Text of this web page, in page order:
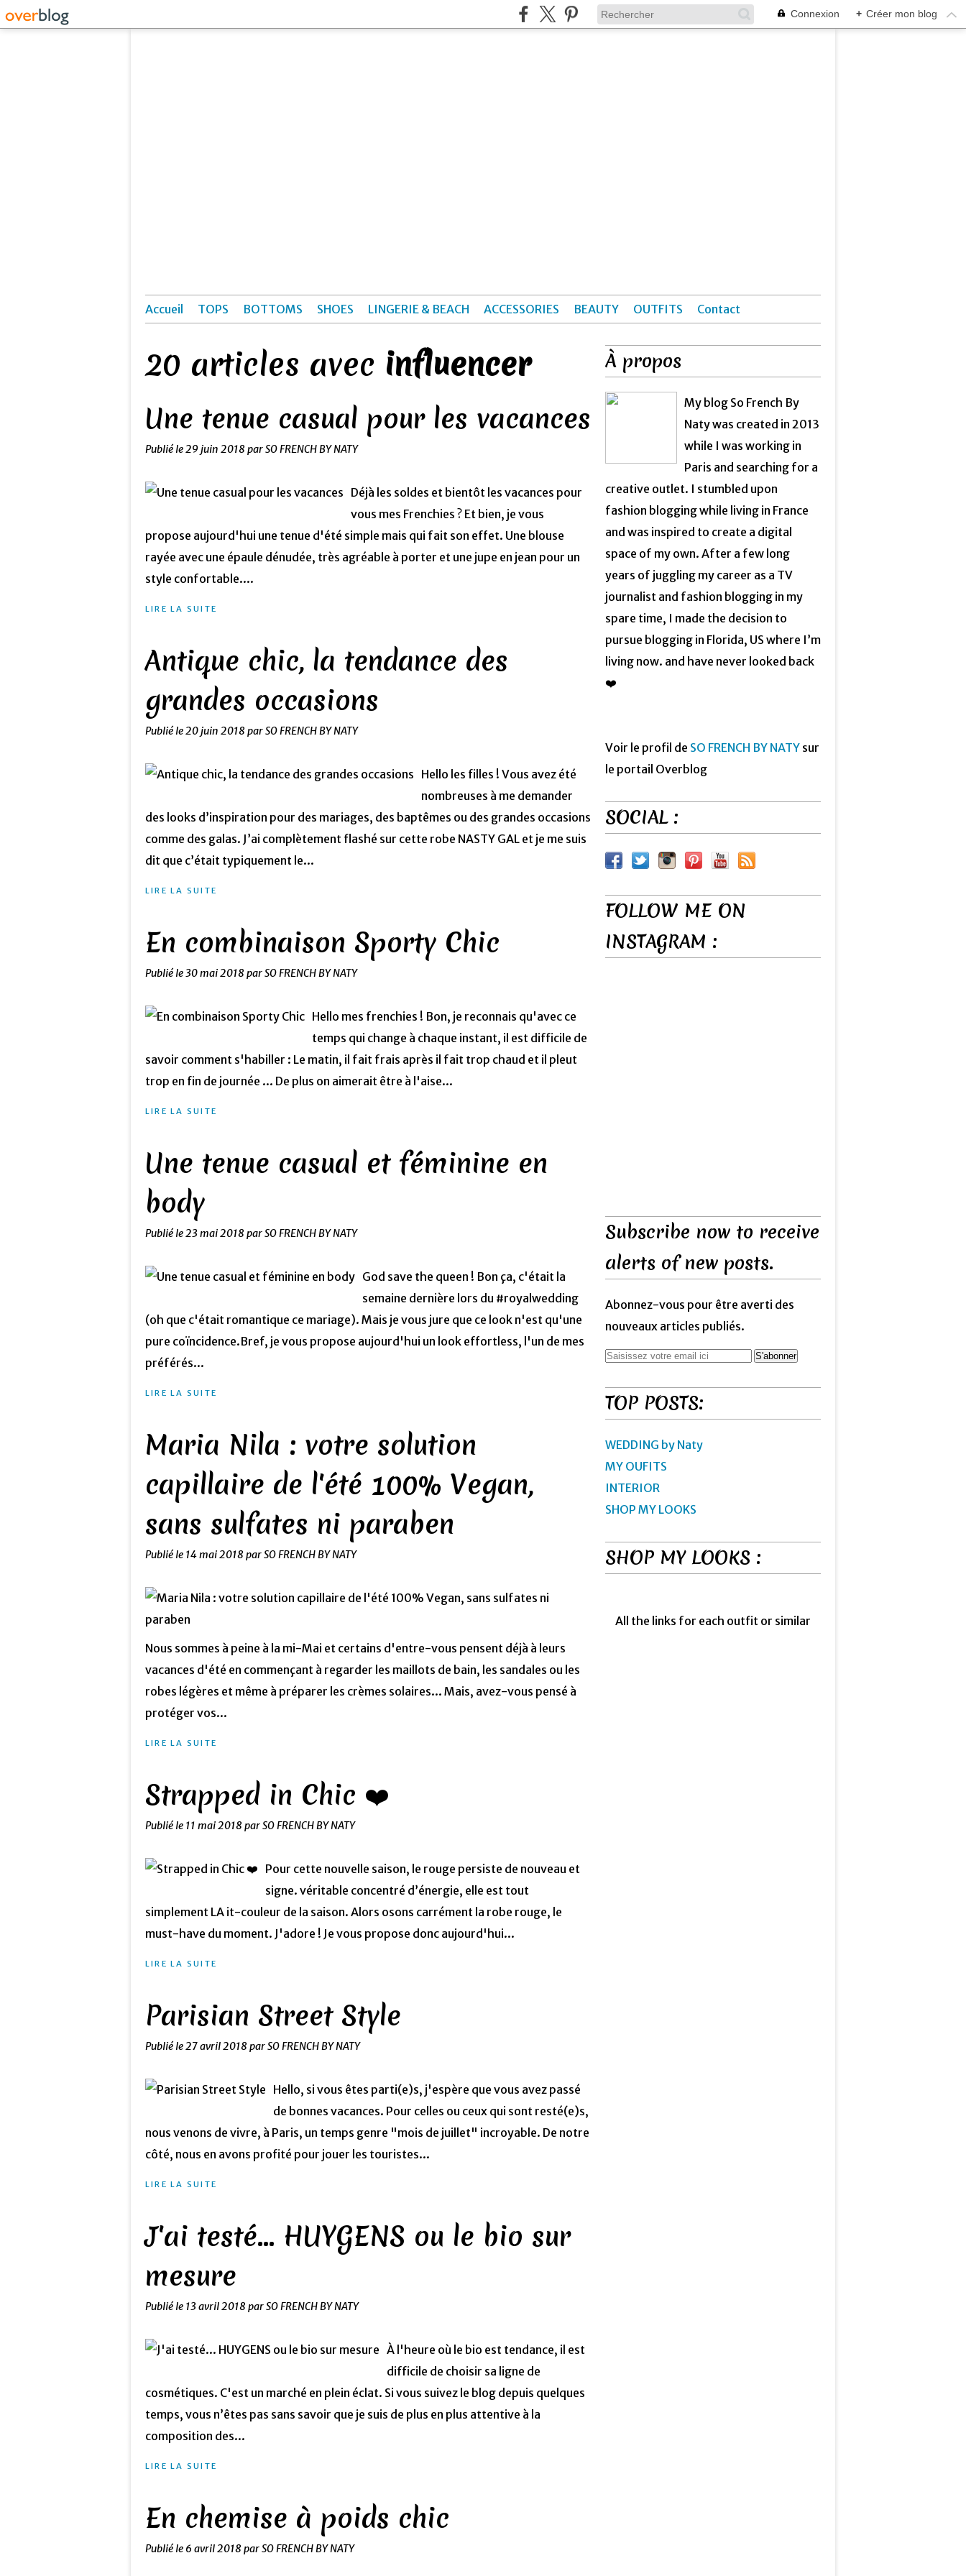
Connexion + Créer mon blog
Accueil TOPS BOTTOMS SHOES LINGERIE & BEACH ACCESSORIES BEAUTY OUTFITS Contact
20 articles avec influencer
Une tenue casual pour les vacances
Publié le29 juin 2018 par SO FRENCH BY NATY
Déjà les soldes et bientôt les vacances pour
vous mes Frenchies ? Et bien, je vous
propose aujourd'hui une tenue d'été simple mais qui fait son effet. Une blouse
rayée avec une épaule dénudée, très agréable à porter et une jupe en jean pour un
style confortable....
LIRE LA SUITE
Antique chic, la tendance des
grandes occasions
Publié le20 juin 2018 par SO FRENCH BY NATY
Hello les filles ! Vous avez été
nombreuses à me demander
des looks d’inspiration pour des mariages, des baptêmes ou des grandes occasions
comme des galas. J’ai complètement flashé sur cette robe NASTY GAL et je me suis
dit que c’était typiquement le...
LIRE LA SUITE
En combinaison Sporty Chic
Publié le30 mai 2018 par SO FRENCH BY NATY
Hello mes frenchies ! Bon, je reconnais qu'avec ce
temps qui change à chaque instant, il est difficile de
savoir comment s'habiller : Le matin, il fait frais après il fait trop chaud et il pleut
trop en fin de journée ... De plus on aimerait être à l'aise...
LIRE LA SUITE
Une tenue casual et féminine en
body
Publié le23 mai 2018 par SO FRENCH BY NATY
God save the queen ! Bon ça, c'était la
semaine dernière lors du #royalwedding
(oh que c'était romantique ce mariage). Mais je vous jure que ce look n'est qu'une
pure coïncidence.Bref, je vous propose aujourd'hui un look effortless, l'un de mes
préférés...
LIRE LA SUITE
Maria Nila : votre solution
capillaire de l'été 100% Vegan,
sans sulfates ni paraben
Publié le 14 mai 2018 par SO FRENCH BY NATY
Nous sommes à peine à la mi-Mai et certains d'entre-vous pensent déjà à leurs
vacances d'été en commençant à regarder les maillots de bain, les sandales ou les
robes légères et même à préparer les crèmes solaires... Mais, avez-vous pensé à
protéger vos...
LIRE LA SUITE
Strapped in Chic ❤️
Publié le 11 mai 2018 par SO FRENCH BY NATY
Pour cette nouvelle saison, le rouge persiste de nouveau et
signe. véritable concentré d’énergie, elle est tout
simplement LA it-couleur de la saison. Alors osons carrément la robe rouge, le
must-have du moment. J'adore ! Je vous propose donc aujourd'hui...
LIRE LA SUITE
Parisian Street Style
Publié le27 avril 2018 par SO FRENCH BY NATY
Hello, si vous êtes parti(e)s, j'espère que vous avez passé
de bonnes vacances. Pour celles ou ceux qui sont resté(e)s,
nous venons de vivre, à Paris, un temps genre "mois de juillet" incroyable. De notre
côté, nous en avons profité pour jouer les touristes...
LIRE LA SUITE
J'ai testé... HUYGENS ou le bio sur
mesure
Publié le 13 avril 2018 par SO FRENCH BY NATY
À l'heure où le bio est tendance, il est
difficile de choisir sa ligne de
cosmétiques. C'est un marché en plein éclat. Si vous suivez le blog depuis quelques
temps, vous n’êtes pas sans savoir que je suis de plus en plus attentive à la
composition des...
LIRE LA SUITE
En chemise à poids chic
Publié le 6 avril 2018 par SO FRENCH BY NATY
À propos
My blog So French By
Naty was created in 2013
while I was working in
Paris and searching for a
creative outlet. I stumbled upon
fashion blogging while living in France
and was inspired to create a digital
space of my own. After a few long
years of juggling my career as a TV
journalist and fashion blogging in my
spare time, I made the decision to
pursue blogging in Florida, US where I’m
living now. and have never looked back
❤️
Voir le profil de SO FRENCH BY NATY sur
le portail Overblog
SOCIAL :
FOLLOW ME ON
INSTAGRAM :
Subscribe now to receive
alerts of new posts.
Abonnez-vous pour être averti des
nouveaux articles publiés.
TOP POSTS:
WEDDING by Naty
MY OUFITS
INTERIOR
SHOP MY LOOKS
SHOP MY LOOKS :
All the links for each outfit or similar